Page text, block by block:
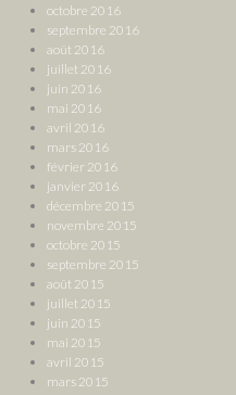
octobre 2016
septembre 2016
août 2016
juillet 2016
juin 2016
mai 2016
avril 2016
mars 2016
février 2016
janvier 2016
décembre 2015
novembre 2015
octobre 2015
septembre 2015
août 2015
juillet 2015
juin 2015
mai 2015
avril 2015
mars 2015